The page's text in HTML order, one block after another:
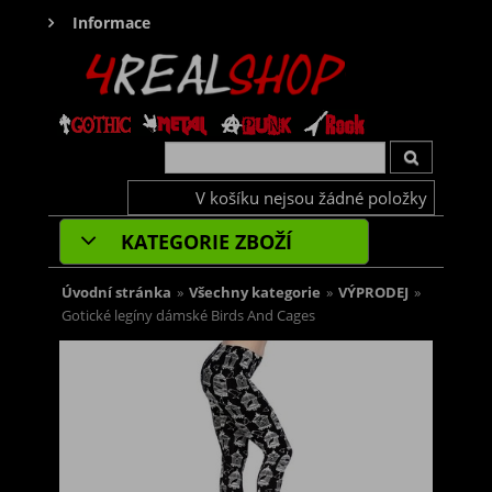
Informace
V košíku nejsou žádné položky
KATEGORIE ZBOŽÍ
Úvodní stránka » Všechny kategorie » VÝPRODEJ »
Gotické legíny dámské Birds And Cages